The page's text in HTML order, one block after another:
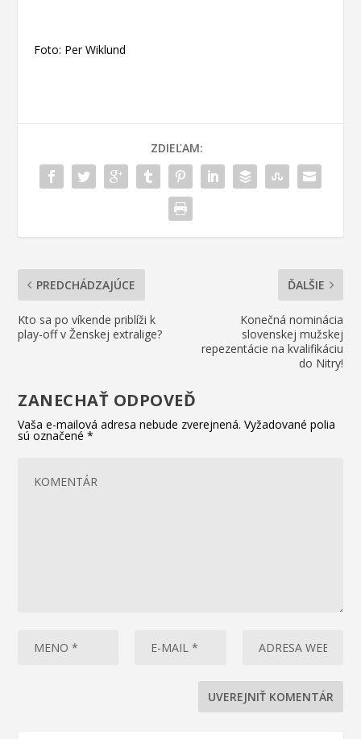
Foto: Per Wiklund
ZDIEĽAM:
PREDCHÁDZAJÚCE
Kto sa po víkende priblíži k
play-off v Ženskej extralige?
ĎALŠIE
Konečná nominácia
slovenskej mužskej
repezentácie na kvalifikáciu
do Nitry!
ZANECHAŤ ODPOVEĎ
Vaša e-mailová adresa nebude zverejnená. Vyžadované polia
sú označené*